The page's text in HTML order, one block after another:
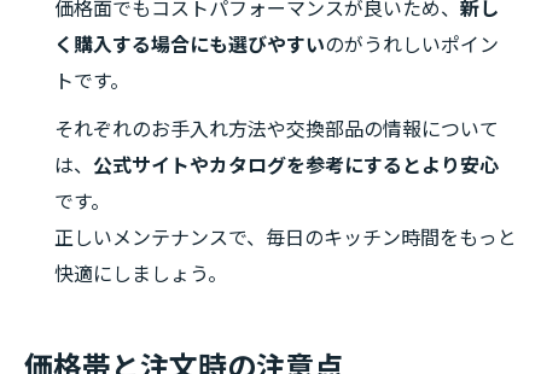
価格面でもコストパフォーマンスが良いため、 新し
く購入する場合にも選びやすいのがうれしいポイン
トです。
それぞれのお手入れ方法や交換部品の情報について
は、 公式サイトやカタログを参考にするとより安心
です。
正しいメンテナンスで、毎日のキッチン時間をもっと
快適にしましょう。